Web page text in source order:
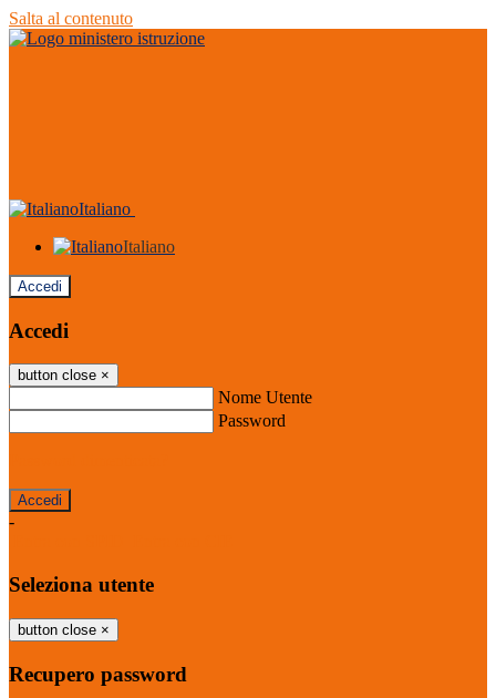
Salta al contenuto
Italiano
Italiano
Accedi
Accedi
button close ×
Nome Utente
Password
-
Seleziona utente
button close ×
Recupero password